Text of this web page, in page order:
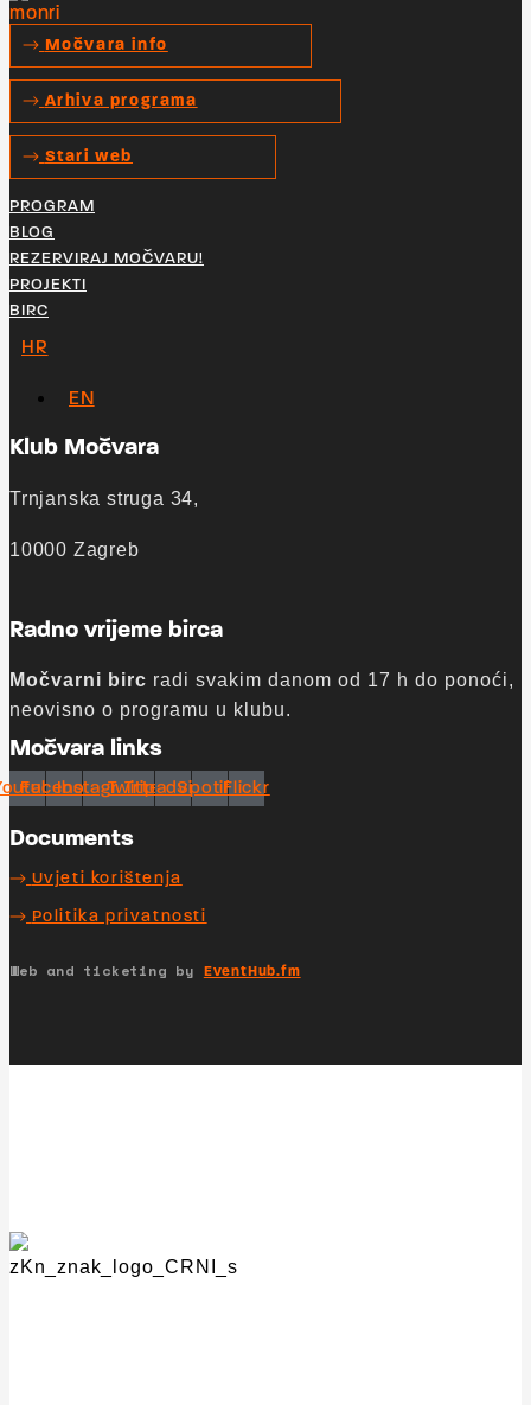
Močvara info
Arhiva programa
Stari web
PROGRAM
BLOG
REZERVIRAJ MOČVARU!
PROJEKTI
BIRC
HR
EN
Klub Močvara
Trnjanska struga 34,
10000 Zagreb
Radno vrijeme birca
Močvarni birc radi svakim danom od 17 h do ponoći,
neovisno o programu u klubu.
Močvara links
Facebook
Instagram
Twitter
Tripadvisor
SpotifyFlickr
Documents
Uvjeti korištenja
Politika privatnosti
Web and ticketing by EventHub.fm